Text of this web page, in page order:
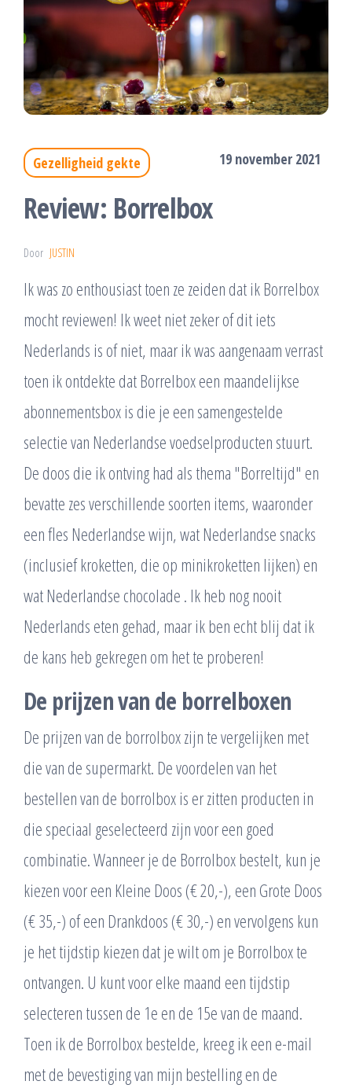
Gezelligheid gekte 19 november 2021
Review: Borrelbox
Door JUSTIN
Ik was zo enthousiast toen ze zeiden dat ik Borrelbox
mocht reviewen! Ik weet niet zeker of dit iets
Nederlands is of niet, maar ik was aangenaam verrast
toen ik ontdekte dat Borrelbox een maandelijkse
abonnementsbox is die je een samengestelde
selectie van Nederlandse voedselproducten stuurt.
De doos die ik ontving had als thema "Borreltijd" en
bevatte zes verschillende soorten items, waaronder
een fles Nederlandse wijn, wat Nederlandse snacks
(inclusief kroketten, die op minikroketten lijken) en
wat Nederlandse chocolade . Ik heb nog nooit
Nederlands eten gehad, maar ik ben echt blij dat ik
de kans heb gekregen om het te proberen!
De prijzen van de borrelboxen
De prijzen van de borrolbox zijn te vergelijken met
die van de supermarkt. De voordelen van het
bestellen van de borrolbox is er zitten producten in
die speciaal geselecteerd zijn voor een goed
combinatie. Wanneer je de Borrolbox bestelt, kun je
kiezen voor een Kleine Doos (€ 20,-), een Grote Doos
(€ 35,-) of een Drankdoos (€ 30,-) en vervolgens kun
je het tijdstip kiezen dat je wilt om je Borrolbox te
ontvangen. U kunt voor elke maand een tijdstip
selecteren tussen de 1e en de 15e van de maand.
Toen ik de Borrolbox bestelde, kreeg ik een e-mail
met de bevestiging van mijn bestelling en de